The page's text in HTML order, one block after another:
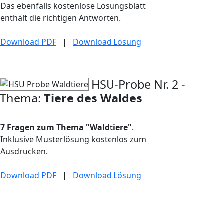
Das ebenfalls kostenlose Lösungsblatt
enthält die richtigen Antworten.
Download PDF | Download Lösung
HSU-Probe Nr. 2 -
Thema: Tiere des Waldes
7 Fragen zum Thema "Waldtiere".
Inklusive Musterlösung kostenlos zum
Ausdrucken.
Download PDF | Download Lösung